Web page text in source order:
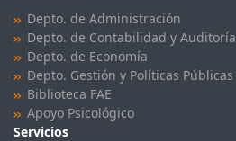
Depto. de Administración
Depto. de Contabilidad y Auditoría
Depto. de Economía
Depto. Gestión y Políticas Públicas
Biblioteca FAE
Apoyo Psicológico
Servicios